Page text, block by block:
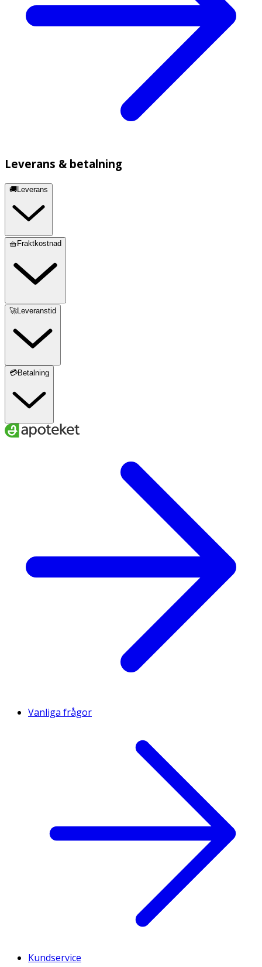
Leverans & betalning
🚚Leverans
🧺Fraktkostnad
🚀Leveranstid
💳Betalning
Vanliga frågor
Kundservice